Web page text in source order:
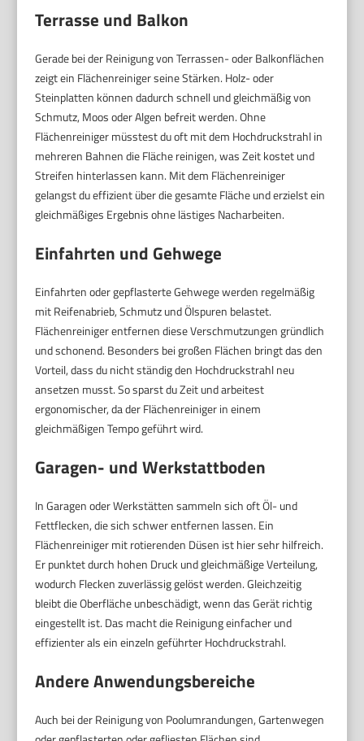
Terrasse und Balkon
Gerade bei der Reinigung von Terrassen- oder Balkonflächen
zeigt ein Flächenreiniger seine Stärken. Holz- oder
Steinplatten können dadurch schnell und gleichmäßig von
Schmutz, Moos oder Algen befreit werden. Ohne
Flächenreiniger müsstest du oft mit dem Hochdruckstrahl in
mehreren Bahnen die Fläche reinigen, was Zeit kostet und
Streifen hinterlassen kann. Mit dem Flächenreiniger
gelangst du effizient über die gesamte Fläche und erzielst ein
gleichmäßiges Ergebnis ohne lästiges Nacharbeiten.
Einfahrten und Gehwege
Einfahrten oder gepflasterte Gehwege werden regelmäßig
mit Reifenabrieb, Schmutz und Ölspuren belastet.
Flächenreiniger entfernen diese Verschmutzungen gründlich
und schonend. Besonders bei großen Flächen bringt das den
Vorteil, dass du nicht ständig den Hochdruckstrahl neu
ansetzen musst. So sparst du Zeit und arbeitest
ergonomischer, da der Flächenreiniger in einem
gleichmäßigen Tempo geführt wird.
Garagen- und Werkstattboden
In Garagen oder Werkstätten sammeln sich oft Öl- und
Fettflecken, die sich schwer entfernen lassen. Ein
Flächenreiniger mit rotierenden Düsen ist hier sehr hilfreich.
Er punktet durch hohen Druck und gleichmäßige Verteilung,
wodurch Flecken zuverlässig gelöst werden. Gleichzeitig
bleibt die Oberfläche unbeschädigt, wenn das Gerät richtig
eingestellt ist. Das macht die Reinigung einfacher und
effizienter als ein einzeln geführter Hochdruckstrahl.
Andere Anwendungsbereiche
Auch bei der Reinigung von Poolumrandungen, Gartenwegen